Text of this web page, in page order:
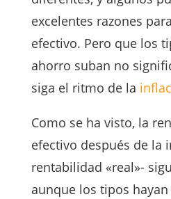
excelentes razones
efectivo. Pero que los
ahorro suban no
siga el ritmo de la
Como se ha visto, la
efectivo después de la
rentabilidad «real»-
aunque los tipos